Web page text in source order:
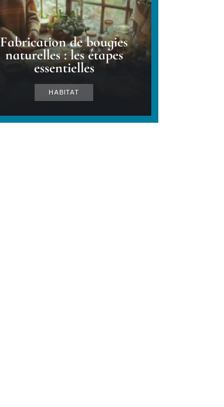
Fabrication de bougies
naturelles : les étapes
essentielles
HABITAT